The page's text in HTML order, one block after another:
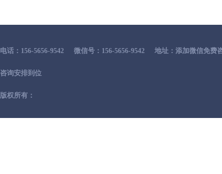
电话：156-5656-9542 微信号：156-5656-9542 地址：添加微信免费
咨询安排到位
版权所有：